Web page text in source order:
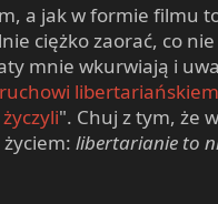
a jak w formie filmu
ciężko zaorać, co
mnie wkurwiają i
". Chuj z tym, że
libertarianie to